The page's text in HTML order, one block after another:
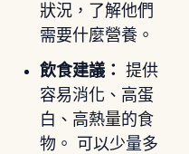
狀況，了解他們
需要什麼營養。
飲食建議： 提供
容易消化、高蛋
白、高熱量的食
物。 可以少量多